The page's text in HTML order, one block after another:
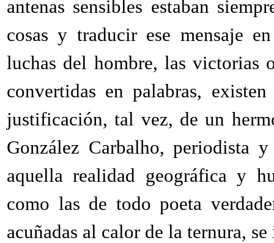
antenas sensibles estaban
cosas y traducir ese mensaje
luchas del hombre, las victorias
convertidas en palabras,
justificación, tal vez, de un
González Carbalho, periodista
aquella realidad geográfica y
como las de todo poeta
acuñadas al calor de la ternura,